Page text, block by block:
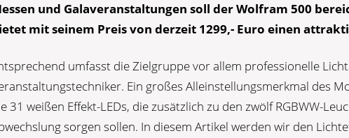
und Galaveranstaltungen soll der Wolfram 500
mit seinem Preis von derzeit 1299,- Euro einen
umfasst die Zielgruppe vor allem professionelle
Ein großes Alleinstellungsmerkmal des
31 weißen Effekt-LEDs, die zusätzlich zu den zwölf RGBWW-
sorgen sollen. In diesem Artikel werden wir den